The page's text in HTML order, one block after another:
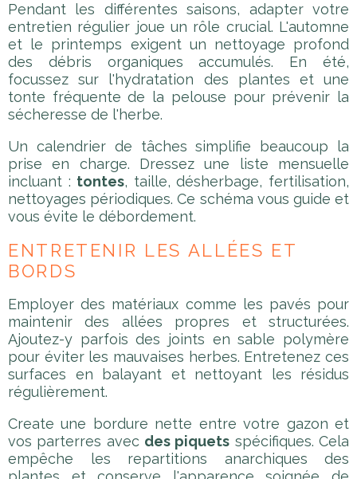
Pendant les différentes saisons, adapter votre
entretien régulier joue un rôle crucial. L'automne
et le printemps exigent un nettoyage profond
des débris organiques accumulés. En été,
focussez sur l'hydratation des plantes et une
tonte fréquente de la pelouse pour prévenir la
sécheresse de l'herbe.
Un calendrier de tâches simplifie beaucoup la
prise en charge. Dressez une liste mensuelle
incluant : tontes, taille, désherbage, fertilisation,
nettoyages périodiques. Ce schéma vous guide et
vous évite le débordement.
ENTRETENIR LES ALLÉES ET
BORDS
Employer des matériaux comme les pavés pour
maintenir des allées propres et structurées.
Ajoutez-y parfois des joints en sable polymère
pour éviter les mauvaises herbes. Entretenez ces
surfaces en balayant et nettoyant les résidus
régulièrement.
Create une bordure nette entre votre gazon et
vos parterres avec des piquets spécifiques. Cela
empêche les repartitions anarchiques des